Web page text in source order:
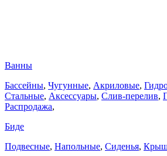
Ванны
Бассейны, Чугунные, Акриловые,
Стальные, Аксессуары, Слив-перелив,
Распродажа,
Биде
Подвесные, Напольные, Сиденья,